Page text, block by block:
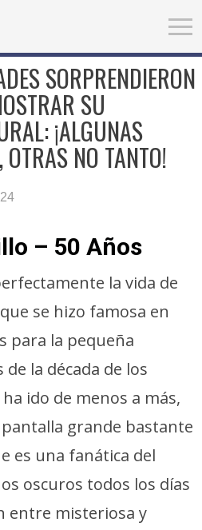
SORPRENDIERON
SU
¡ALGUNAS
NO TANTO!
– 50 Años
la vida de
se hizo famosa en
para la pequeña
la década de los
ido de menos a más,
grande bastante
es una fanática del
oscuros todos los días
entre misteriosa y